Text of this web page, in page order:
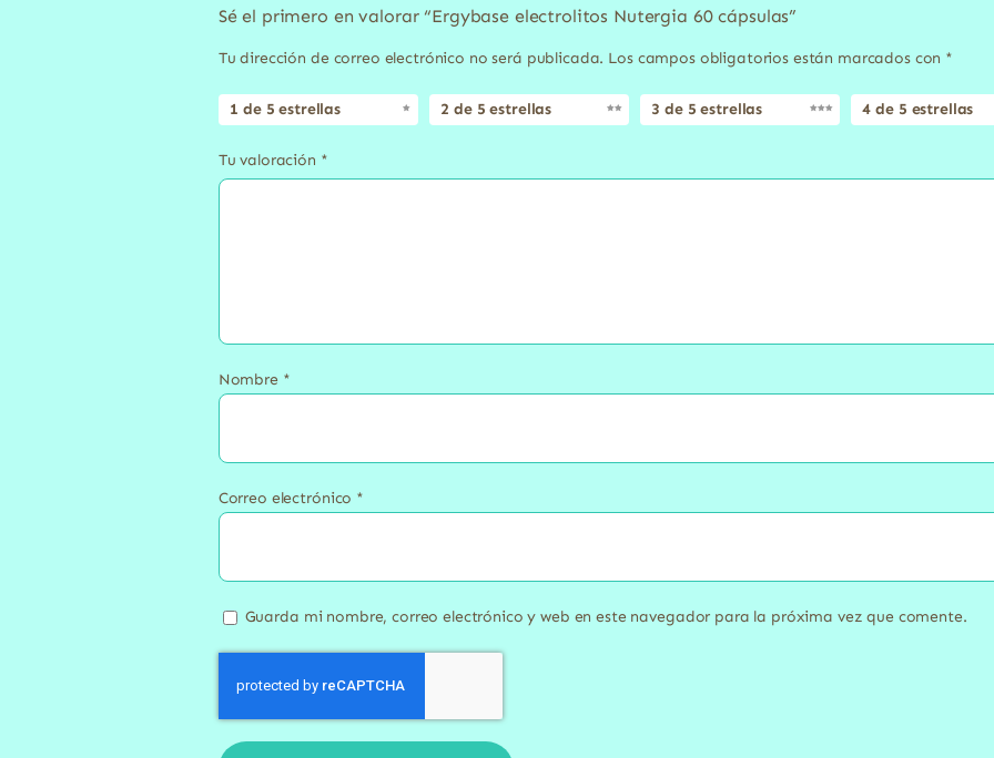
Sé el primero en valorar “Ergybase electrolitos Nutergia 60 cápsulas”
Tu dirección de correo electrónico no será publicada. Los campos obligatorios están marcados con *
1 de 5 estrellas 2 de 5 estrellas 3 de 5 estrellas 4 de 5 estrellas
Tu valoración *
Nombre *
Correo electrónico *
Guarda mi nombre, correo electrónico y web en este navegador para la próxima vez que comente.